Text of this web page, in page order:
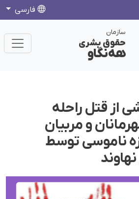
فارسی
سازمان
حقوق بشری
هەنگاو
از قتل راحلە
و مربیان
ناموسی توسط